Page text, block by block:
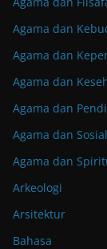
Agama dan
Agama dan
Agama dan
Agama dan
Agama dan Sosial
Agama dan
Arkeologi
Arsitektur
Bahasa